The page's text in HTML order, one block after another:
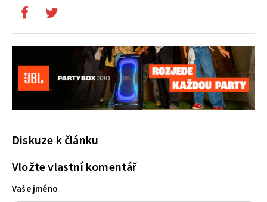
Diskuze k článku
Vložte vlastní komentář
Vaše jméno